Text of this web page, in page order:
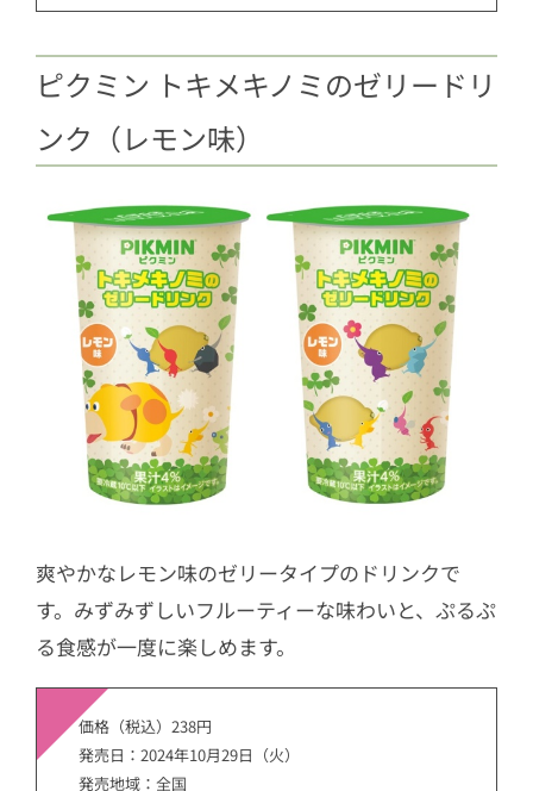
ピクミン トキメキノミのゼリードリ
ンク（レモン味）
爽やかなレモン味のゼリータイプのドリンクで
す。みずみずしいフルーティーな味わいと、ぷるぷ
る食感が一度に楽しめます。
価格（税込）238円
発売日：2024年10月29日（火）
発売地域：全国